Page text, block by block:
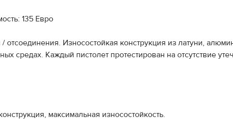
135 Евро
отсоединения. Износостойкая конструкция из латуни,
средах. Каждый пистолет протестирован на отсутствие
максимальная износостойкость.